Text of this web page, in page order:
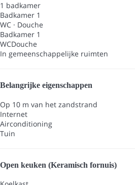
1 badkamer
Badkamer 1
WC · Douche
Badkamer 1
WCDouche
In gemeenschappelijke ruimten
Belangrijke eigenschappen
Op 10 m van het zandstrand
Internet
Airconditioning
Tuin
Open keuken (Keramisch fornuis)